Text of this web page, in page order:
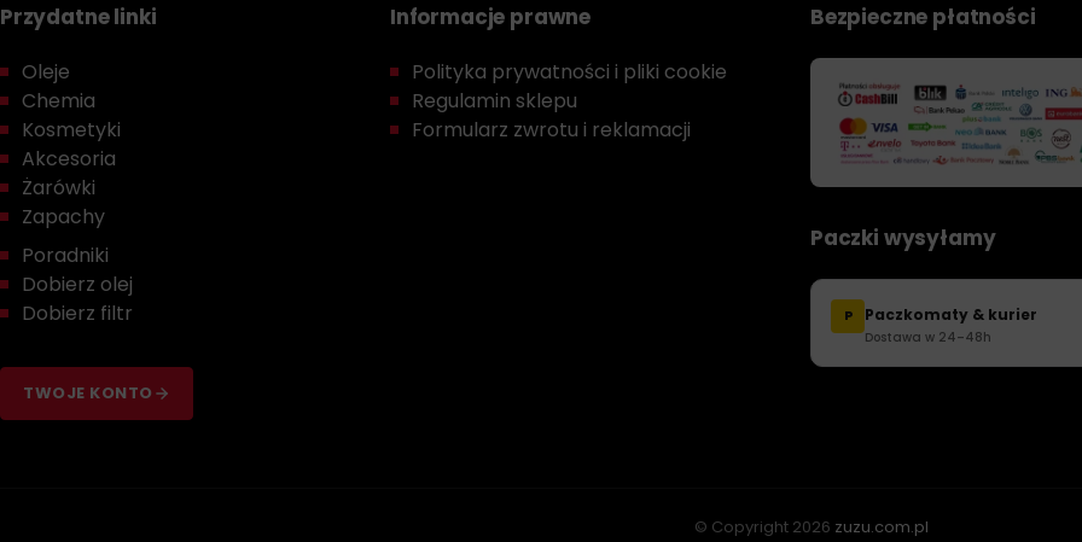
Przydatne linki
Oleje
Chemia
Kosmetyki
Akcesoria
Żarówki
Zapachy
Poradniki
Dobierz olej
Dobierz filtr
TWOJE KONTO
Informacje prawne
Polityka prywatności i pliki cookie
Regulamin sklepu
Formularz zwrotu i reklamacji
Bezpieczne płatności
Paczki wysyłamy
P Paczkomaty & kurier
Dostawa w 24–48h
© Copyright 2026 zuzu.com.pl